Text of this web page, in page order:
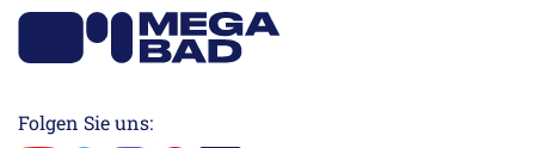
Folgen Sie uns: